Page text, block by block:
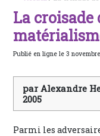
La croisade
Publié en ligne le 3
par Alexandre
2005
Parmi les